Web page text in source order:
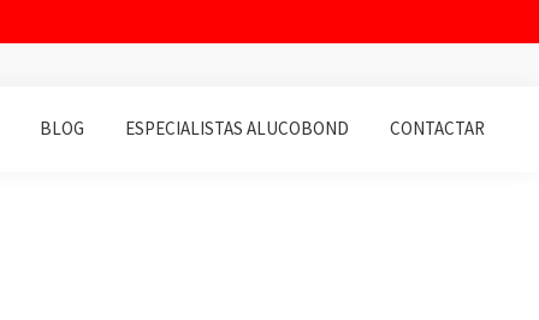
BLOG ESPECIALISTAS ALUCOBOND CONTACTAR